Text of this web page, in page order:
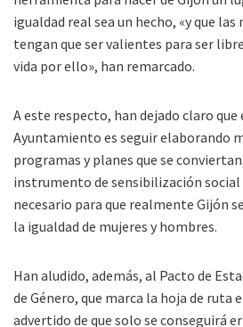
igualdad real sea un hecho, «y que las
tengan que ser valientes para ser
vida por ello», han remarcado.
A este respecto, han dejado claro
Ayuntamiento es seguir elaborando
programas y planes que se
instrumento de sensibilización
necesario para que realmente Gijón
la igualdad de mujeres y hombres.
Han aludido, además, al Pacto de
de Género, que marca la hoja de ruta
advertido de que solo se conseguirá